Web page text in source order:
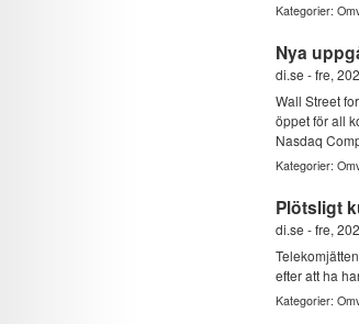
Kategorier:
Nya
di.se -fre,
Wall Street
öppet för all
Nasdaq
Kategorier:
Plötsligt
di.se -fre,
efter att ha
Kategorier: